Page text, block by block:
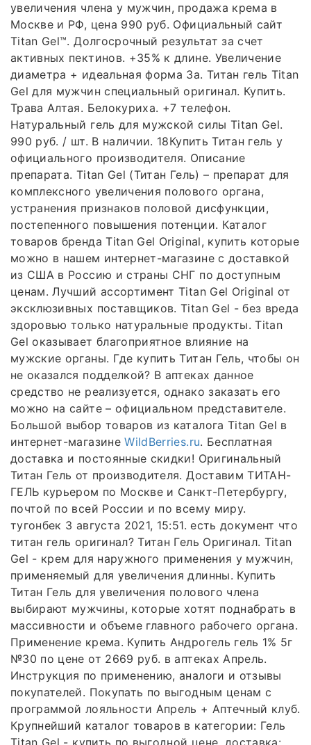
увеличения члена у мужчин, продажа крема в
Москве и РФ, цена 990 руб. Официальный сайт
Titan Gel™. Долгосрочный результат за счет
активных пектинов. +35% к длине. Увеличение
диаметра + идеальная форма За. Титан гель Titan
Gel для мужчин специальный оригинал. Купить.
Трава Алтая. Белокуриха. +7 телефон.
Натуральный гель для мужской силы Titan Gel.
990 руб. / шт. В наличии. 18Купить Титан гель у
официального производителя. Описание
препарата. Titan Gel (Титан Гель) – препарат для
комплексного увеличения полового органа,
устранения признаков половой дисфункции,
постепенного повышения потенции. Каталог
товаров бренда Titan Gel Original, купить которые
можно в нашем интернет-магазине с доставкой
из США в Россию и страны СНГ по доступным
ценам. Лучший ассортимент Titan Gel Original от
эксклюзивных поставщиков. Titan Gel - без вреда
здоровью только натуральные продукты. Titan
Gel оказывает благоприятное влияние на
мужские органы. Где купить Титан Гель, чтобы он
не оказался подделкой? В аптеках данное
средство не реализуется, однако заказать его
можно на сайте – официальном представителе.
Большой выбор товаров из каталога Titan Gel в
интернет-магазинеWildBerries.ru. Бесплатная
доставка и постоянные скидки! Оригинальный
Титан Гель от производителя. Доставим ТИТАН-
ГЕЛЬ курьером по Москве и Санкт-Петербургу,
почтой по всей России и по всему миру.
тугонбек 3 августа 2021, 15:51. есть документ что
титан гель оригинал? Титан Гель Оригинал. Titan
Gel - крем для наружного применения у мужчин,
применяемый для увеличения длинны. Купить
Титан Гель для увеличения полового члена
выбирают мужчины, которые хотят поднабрать в
массивности и объеме главного рабочего органа.
Применение крема. Купить Андрогель гель 1% 5г
№30 по цене от 2669 руб. в аптеках Апрель.
Инструкция по применению, аналоги и отзывы
покупателей. Покупать по выгодным ценам с
программой лояльности Апрель + Аптечный клуб.
Крупнейший каталог товаров в категории: Гель